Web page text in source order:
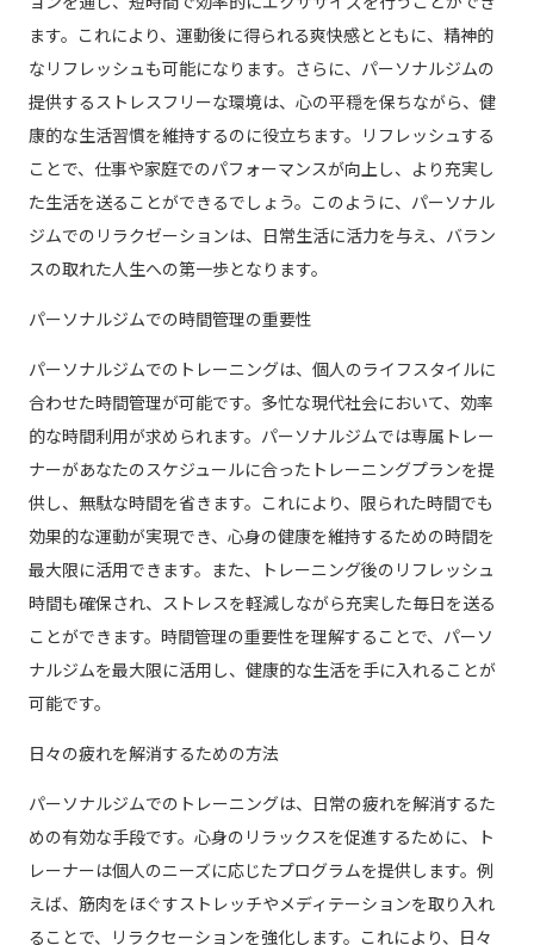
ます。これにより、運動後に得られる爽快感とともに、精神的
なリフレッシュも可能になります。さらに、パーソナルジムの
提供するストレスフリーな環境は、心の平穏を保ちながら、健
康的な生活習慣を維持するのに役立ちます。リフレッシュする
ことで、仕事や家庭でのパフォーマンスが向上し、より充実し
た生活を送ることができるでしょう。このように、パーソナル
ジムでのリラクゼーションは、日常生活に活力を与え、バラン
スの取れた人生への第一歩となります。
パーソナルジムでの時間管理の重要性
パーソナルジムでのトレーニングは、個人のライフスタイルに
合わせた時間管理が可能です。多忙な現代社会において、効率
的な時間利用が求められます。パーソナルジムでは専属トレー
ナーがあなたのスケジュールに合ったトレーニングプランを提
供し、無駄な時間を省きます。これにより、限られた時間でも
効果的な運動が実現でき、心身の健康を維持するための時間を
最大限に活用できます。また、トレーニング後のリフレッシュ
時間も確保され、ストレスを軽減しながら充実した毎日を送る
ことができます。時間管理の重要性を理解することで、パーソ
ナルジムを最大限に活用し、健康的な生活を手に入れることが
可能です。
日々の疲れを解消するための方法
パーソナルジムでのトレーニングは、日常の疲れを解消するた
めの有効な手段です。心身のリラックスを促進するために、ト
レーナーは個人のニーズに応じたプログラムを提供します。例
えば、筋肉をほぐすストレッチやメディテーションを取り入れ
ることで、リラクセーションを強化します。これにより、日々